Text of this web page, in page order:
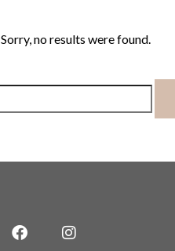
Sorry, no results were found.